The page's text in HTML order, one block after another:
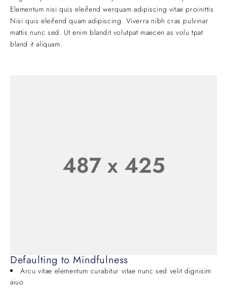
Elementum nisi quis eleifend werquam adipiscing vitae proinittis
Nisi quis eleifend quam adipiscing. Viverra nibh cras pulvinar
mattis nunc sed. Ut enim blandit volutpat maecen as volu tpat
bland it aliquam.
Defaulting to Mindfulness
Arcu vitae elementum curabitur vitae nunc sed velit dignisim
aiuo